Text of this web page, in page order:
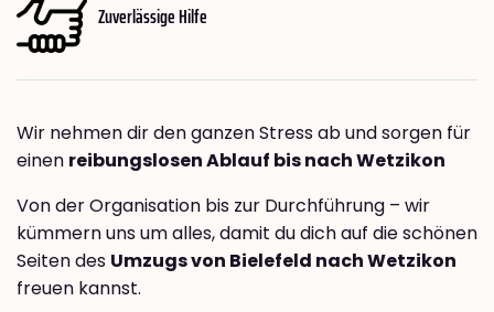
Zuverlässige Hilfe
Wir nehmen dir den ganzen Stress ab und sorgen für
einen reibungslosen Ablauf bis nach Wetzikon
Von der Organisation bis zur Durchführung – wir
kümmern uns um alles, damit du dich auf die schönen
Seiten des Umzugs von Bielefeld nach Wetzikon
freuen kannst.